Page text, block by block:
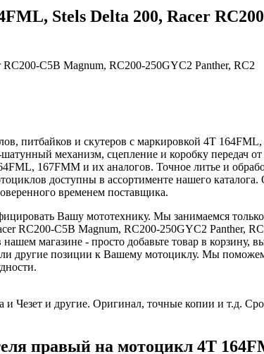
Stels Delta 200, Racer
C5B Magnum, RC200-250GYC2 Panther, RC2
питбайков и скутеров с маркировкой 4Т
механизм, сцепление и коробку передач
167FMM и их аналогов. Точное литье и
доступны в ассортименте нашего
временем поставщика.
Вашу мототехнику. Мы занимаемся
RC200-C5B Magnum, RC200-250GYC2 Panther,
магазине - просто добавьте товар в
другие позиции к Вашему мотоциклу. Мы
Чезет и другие. Оригинал, точные копии и т.д.
правый на мотоцикл 4Т